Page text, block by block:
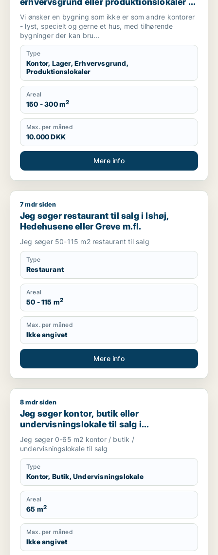
salg i Greve, Solrød Strand eller
Karlslunde m.fl.
Vi ønsker en bygning som ikke er som andre kontorer
- lyst, specielt og gerne et hus, med tilhørende
bygninger der kan bru...
Type
Kontor, Lager, Erhvervsgrund,
Produktionslokaler
Areal
150 - 300 m2
Max. per måned
10.000 DKK
Mere info
Jeg søger restaurant til salg i Ishøj, Hedehusene eller Greve
7 mdr siden
Jeg søger restaurant til salg i Ishøj,
Hedehusene eller Greve m.fl.
Jeg søger 50-115 m2 restaurant til salg
Type
Restaurant
Areal
50 - 115 m2
Max. per måned
Ikke angivet
Mere info
Jeg søger kontor, butik eller undervisningslokale til salg i
8 mdr siden
Jeg søger kontor, butik eller
undervisningslokale til salg i
Storkøbenhavn, Nordsjælland eller Fyn
m.fl.
Jeg søger 0-65 m2 kontor / butik /
undervisningslokale til salg
Type
Kontor, Butik, Undervisningslokale
Areal
65 m2
Max. per måned
Ikke angivet